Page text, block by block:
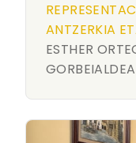
ANTZERKIA
ESTHER
GORBEIALDEA